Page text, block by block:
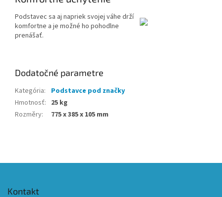
Podstavec sa aj napriek svojej váhe drží
komfortne a je možné ho pohodlne
prenášať.
Dodatočné parametre
Kategória:
Podstavce pod značky
Hmotnosť: 25 kg
Rozměry: 775 x 385 x 105 mm
Kontakt